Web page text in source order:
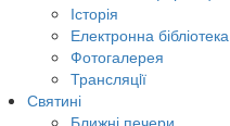
Історія
Електронна бібліотека
Фотогалерея
Трансляцiї
Святині
Ближні печери